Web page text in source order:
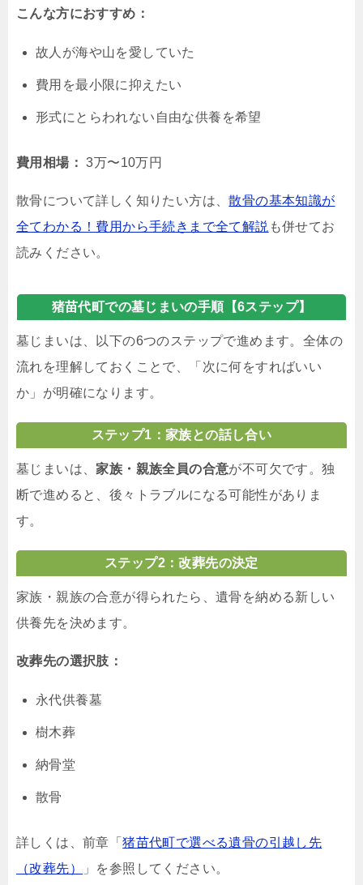
こんな方におすすめ：
故人が海や山を愛していた
費用を最小限に抑えたい
形式にとらわれない自由な供養を希望
費用相場： 3万〜10万円
散骨について詳しく知りたい方は、散骨の基本知識が
全てわかる！費用から手続きまで全て解説 も併せてお
読みください。
猪苗代町での墓じまいの手順【6ステップ】
墓じまいは、以下の6つのステップで進めます。全体の
流れを理解しておくことで、「次に何をすればいい
か」が明確になります。
ステップ1：家族との話し合い
墓じまいは、 家族・親族全員の合意が不可欠です。独
断で進めると、後々トラブルになる可能性がありま
す。
ステップ2：改葬先の決定
家族・親族の合意が得られたら、遺骨を納める新しい
供養先を決めます。
改葬先の選択肢：
永代供養墓
樹木葬
納骨堂
散骨
詳しくは、前章「猪苗代町で選べる遺骨の引越し先
（改葬先）
」を参照してください。